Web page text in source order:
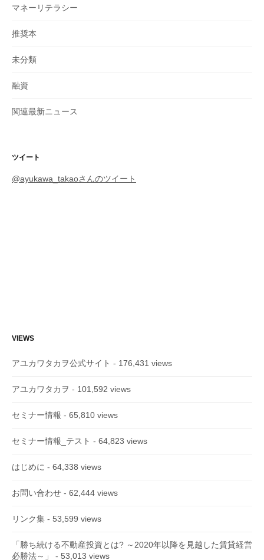
マネーリテラシー
推奨本
未分類
融資
関連最新ニュース
ツイート
@ayukawa_takaoさんのツイート
VIEWS
アユカワタカヲ公式サイト - 176,431 views
アユカワタカヲ - 101,592 views
セミナー情報 - 65,810 views
セミナー情報_テスト - 64,823 views
はじめに - 64,338 views
お問い合わせ - 62,444 views
リンク集 - 53,599 views
「勝ち続ける不動産投資とは? ～2020年以降を見越した賃貸経営
必勝法～」
- 53,013 views